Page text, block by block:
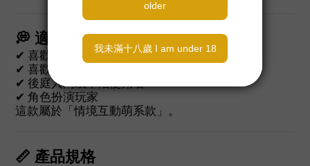
💭 適合族群
✔ 喜歡萌寵情境風格
✔ 喜歡聲響互動感
✔ 後庭入門或中階使用者
✔ 角色扮演玩家
這款屬於「情境互動萌系款」。
📏 產品規格